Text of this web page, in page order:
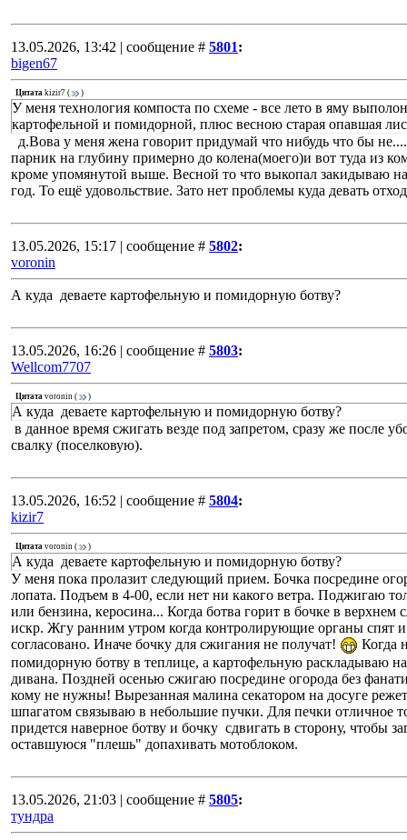
13.05.2026, 13:42 | сообщение # 5801:
bigen67
Цитата kizir7 ( )
У меня технология компоста по схеме - все лето в яму
картофельной и помидорной, плюс весною старая опавшая
д.Вова у меня жена говорит придумай что нибудь что бы
парник на глубину примерно до колена(моего)и вот туда из
кроме упомянутой выше. Весной то что выкопал закидываю
год. То ещё удовольствие. Зато нет проблемы куда девать
13.05.2026, 15:17 | сообщение # 5802:
voronin
А куда деваете картофельную и помидорную ботву?
13.05.2026, 16:26 | сообщение # 5803:
Wellcom7707
Цитата voronin ( )
А куда деваете картофельную и помидорную ботву?
в данное время сжигать везде под запретом, сразу же после
свалку (поселковую).
13.05.2026, 16:52 | сообщение # 5804:
kizir7
Цитата voronin ( )
А куда деваете картофельную и помидорную ботву?
У меня пока пролазит следующий прием. Бочка посредине
лопата. Подъем в 4-00, если нет ни какого ветра. Поджигаю
или бензина, керосина... Когда ботва горит в бочке в верхнем
искр. Жгу ранним утром когда контролирующие органы спят
согласовано. Иначе бочку для сжигания не получат!
Когда
помидорную ботву в теплице, а картофельную раскладываю
дивана. Поздней осенью сжигаю посредине огорода без
кому не нужны! Вырезанная малина секатором на досуге
шпагатом связываю в небольшие пучки. Для печки отличное
придется наверное ботву и бочку сдвигать в сторону, чтобы
оставшуюся "плешь" допахивать мотоблоком.
13.05.2026, 21:03 | сообщение # 5805:
тундра